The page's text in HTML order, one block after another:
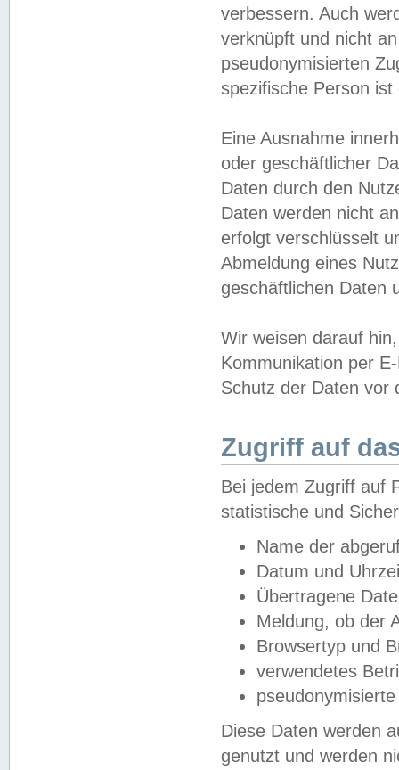
verbessern. Auch
verknüpft und nicht
pseudonymisierten
spezifische Person
Eine Ausnahme
oder geschäftlicher
Daten durch den
Daten werden nicht
erfolgt verschlüsselt
Abmeldung eines
geschäftlichen Daten
Wir weisen darauf
Kommunikation per
Schutz der Daten vor
Zugriff auf
Bei jedem Zugriff auf
statistische und
Name der
Datum und
Übertragene
Meldung, ob der
Browsertyp und
verwendetes
Diese Daten werden
genutzt und werden